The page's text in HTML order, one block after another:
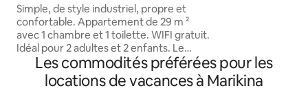
du stade
Simple, de style industriel, propre et
confortable. Appartement de 29 m ²
avec 1 chambre et 1 toilette. WIFI gratuit.
Idéal pour 2 adultes et 2 enfants. Le
salon dispose d'un canapé-lit et d'une
télévision Netflix. La chambre dispose
d'un lit double et d'une télévision Netflix
duplex. Une
sans le long trajet en
Forestfront Zone
Les commodités préférées pour les
locations de vacances à Marikina